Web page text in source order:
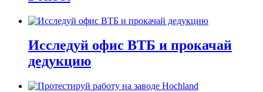
Исследуй офис ВТБ и прокачай
дедукцию